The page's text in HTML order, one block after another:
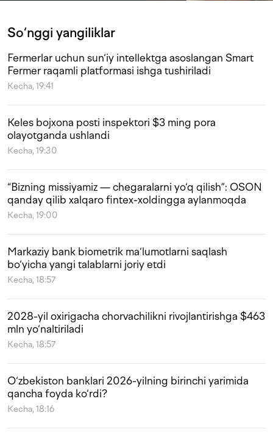
So‘nggi yangiliklar
Fermerlar uchun sun‘iy intellektga asoslangan Smart
Fermer raqamli platformasi ishga tushiriladi
Kecha, 19:41
Keles bojxona posti inspektori $3 ming pora
olayotganda ushlandi
Kecha, 19:30
“Bizning missiyamiz — chegaralarni yo‘q qilish”: OSON
qanday qilib xalqaro fintex-xoldingga aylanmoqda
Kecha, 19:00
Markaziy bank biometrik ma‘lumotlarni saqlash
bo‘yicha yangi talablarni joriy etdi
Kecha, 18:57
2028-yil oxirigacha chorvachilikni rivojlantirishga $463
mln yo‘naltiriladi
Kecha, 18:57
O‘zbekiston banklari 2026-yilning birinchi yarimida
qancha foyda ko‘rdi?
Kecha, 18:16